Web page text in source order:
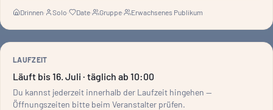
Drinnen· Solo· Date· Gruppe· Erwachsenes Publikum
LAUFZEIT
Läuft bis 16. Juli · täglich ab 10:00
Du kannst jederzeit innerhalb der Laufzeit hingehen —
Öffnungszeiten bitte beim Veranstalter prüfen.